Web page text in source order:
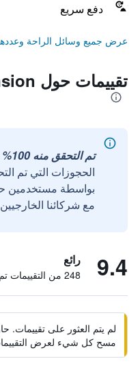
دفع سريع
عرض جميع وسائل الراحة وعددها
تقييمات حول Moonlight Blue Pension
تم التحقق منه 100%
الحجوزات التي تم
مع شركائنا
9.4 رائع
248 من التقييمات تم التحقق منها
لم يتم العثور على تقييمات.
مسح كل شيء لعرض